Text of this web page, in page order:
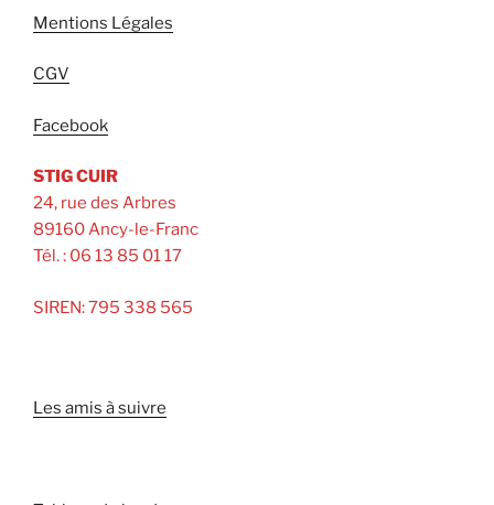
Mentions Légales
CGV
Facebook
STIG CUIR
24, rue des Arbres
89160 Ancy-le-Franc
Tél. : 06 13 85 01 17
SIREN: 795 338 565
Les amis à suivre